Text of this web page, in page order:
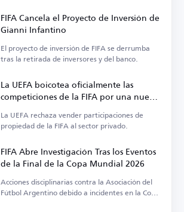
FIFA Cancela el Proyecto de Inversión de
Gianni Infantino
El proyecto de inversión de FIFA se derrumba
tras la retirada de inversores y del banco.
La UEFA boicotea oficialmente las
competiciones de la FIFA por una nueva
La UEFA rechaza vender participaciones de
propiedad de la FIFA al sector privado.
FIFA Abre Investigación Tras los Eventos
de la Final de la Copa Mundial 2026
Acciones disciplinarias contra la Asociación del
Fútbol Argentino debido a incidentes en la Copa